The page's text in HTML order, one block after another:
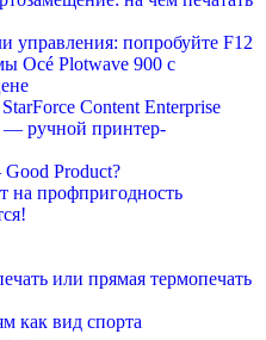
попробуйте F12
Océ Plotwave 900 с
Content Enterprise
ручной принтер-
Product?
на профпригодность
или прямая термопечать
как вид спорта